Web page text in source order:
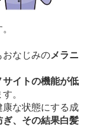
おなじみのメラニ
イトの機能が低
。
康な状態にする成
ぎ、その結果白髪